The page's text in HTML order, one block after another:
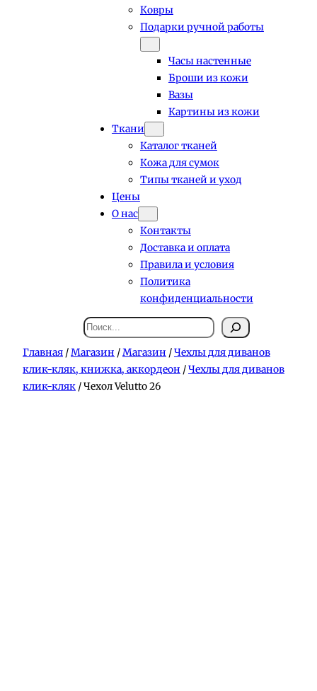
Ковры
Подарки ручной работы
Часы настенные
Броши из кожи
Вазы
Картины из кожи
Ткани
Каталог тканей
Кожа для сумок
Типы тканей и уход
Цены
О нас
Контакты
Доставка и оплата
Правила и условия
Политика
конфиденциальности
Поиск
Главная /Магазин /Магазин /Чехлы для диванов
клик-кляк, книжка, аккордеон /Чехлы для диванов
клик-кляк / Чехол Velutto 26